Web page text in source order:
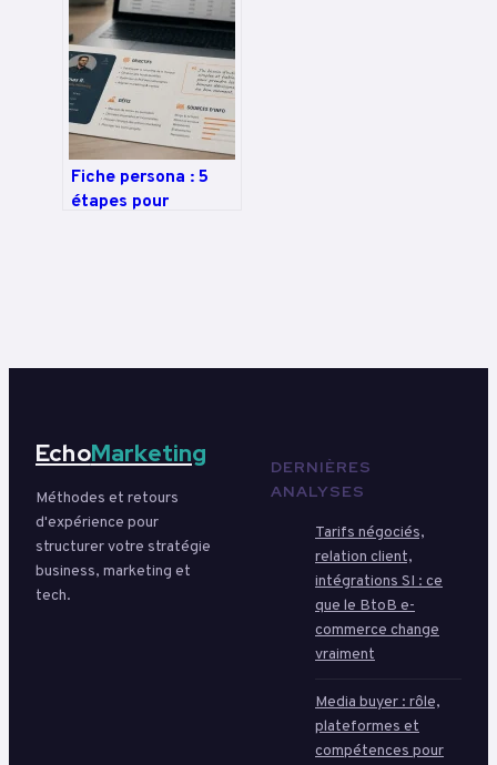
vos contacts pour
vendre plus
Fiche persona : 5
étapes pour
EchoMarketing
Méthodes et retours
d'expérience pour
structurer votre stratégie
business, marketing et
tech.
DERNIÈRES
ANALYSES
Tarifs négociés,
relation client,
intégrations SI : ce
que le BtoB e-
commerce change
vraiment
Media buyer : rôle,
plateformes et
compétences pour